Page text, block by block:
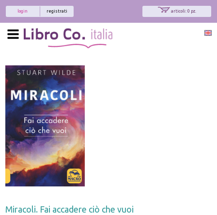
articoli: 0 pz.
registrati
login
Miracoli. Fai accadere ciò che vuoi